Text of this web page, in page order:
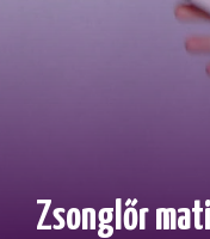
Zsonglőr